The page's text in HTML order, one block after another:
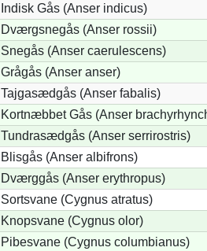
Indisk Gås (Anser indicus)
Dværgsnegås (Anser rossii)
Snegås (Anser caerulescens)
Grågås (Anser anser)
Tajgasædgås (Anser fabalis)
Kortnæbbet Gås (Anser
Tundrasædgås (Anser serrirostris)
Blisgås (Anser albifrons)
Dværggås (Anser erythropus)
Sortsvane (Cygnus atratus)
Knopsvane (Cygnus olor)
Pibesvane (Cygnus columbianus)